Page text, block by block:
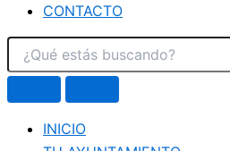
CONTACTO
INICIO